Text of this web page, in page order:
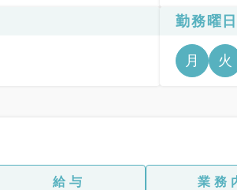
勤務曜日
月 火
給与 業務